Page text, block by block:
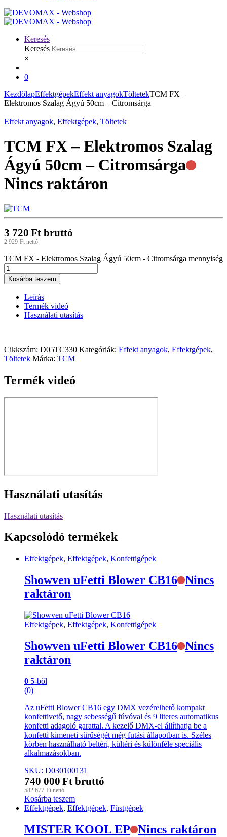
Keresés
Keresés
×
0
KezdőlapEffektgépekEffekt anyagokTöltetekTCM FX –
Elektromos Szalag Ágyú 50cm – Citromsárga
Effekt anyagok, Effektgépek, Töltetek
TCM FX – Elektromos Szalag
Ágyú 50cm – Citromsárga
Nincs raktáron
3 720 Ft bruttó
2 929 Ft nettó
TCM FX - Elektromos Szalag Ágyú 50cm - Citromsárga mennyiség
Kosárba teszem
Leírás
Termék videó
Használati utasítás
Cikkszám: D05TC330 Kategóriák: Effekt anyagok, Effektgépek,
Töltetek Márka: TCM
Termék videó
Használati utasítás
Használati utasítás
Kapcsolódó termékek
Effektgépek, Effektgépek, Konfettigépek
Showven uFetti Blower CB16 Nincs
raktáron
Effektgépek, Effektgépek, Konfettigépek
Showven uFetti Blower CB16 Nincs
raktáron
0 5-ből
(0)
Az uFetti Blower CB16 egy DMX vezérelhető kompakt
konfettivető, nagy sebességű fúvóval és 9 literes automatikus
konfetti adagoló garattal. A kezelő DMX-el állíthatja be a
konfetti kimeneti sűrűségét még futási állapotban is. Széles
körben használható beltéri, kültéri és különféle speciális
alkalmazásokban.
SKU: D030100131
740 000 Ft bruttó
582 677 Ft nettó
Kosárba teszem
Effektgépek, Effektgépek, Füstgépek
MISTER KOOL EP Nincs raktáron